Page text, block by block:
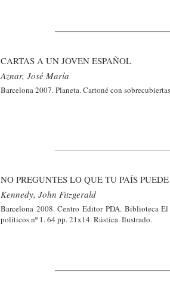
CARTAS A UN JOVEN ESPAÑOL
Aznar, José María
Barcelona 2007. Planeta. Cartoné con
NO PREGUNTES LO QUE TU PAÍS
Kennedy, John Fitzgerald
Barcelona 2008. Centro Editor PDA. Biblioteca
políticos nº 1. 64 pp. 21x14. Rústica. Ilustrado.